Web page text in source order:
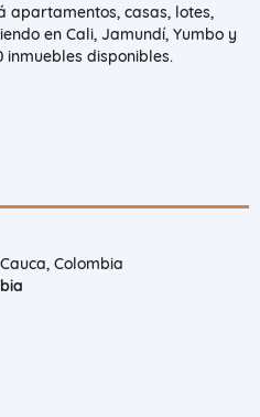
apartamentos, casas, lotes,
en Cali, Jamundí, Yumbo y
inmuebles disponibles.
Colombia